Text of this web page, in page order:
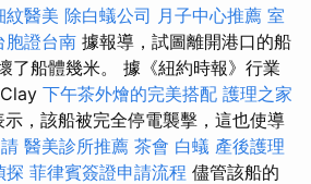
紋醫美 除白蟻公司 月子中心推薦 室
胞證台南 據報導，試圖離開港口的船
了船體幾米。 據《紐約時報》行業
下午茶外燴的完美搭配 護理之家
，該船被完全停電襲擊，這也使導
醫美診所推薦 茶會 白蟻 產後護理
探 菲律賓簽證申請流程 儘管該船的